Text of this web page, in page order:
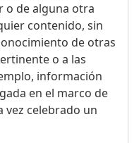
o de alguna otra
contenido, sin
de otras
o a las
información
en el marco de
vez celebrado un